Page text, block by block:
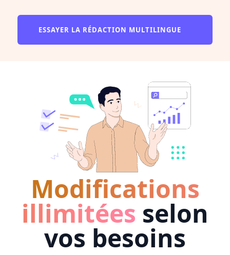
ESSAYER LA RÉDACTION MULTILINGUE
Modifications
illimitées selon
vos besoins